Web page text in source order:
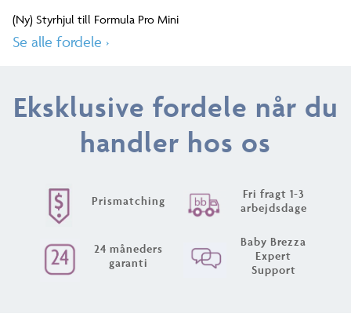
(Ny) Styrhjul till Formula Pro Mini
Se alle fordele ›
Eksklusive fordele når du
handler hos os
Prismatching
Fri fragt 1-3
arbejdsdage
24 måneders
garanti
Baby Brezza
Expert
Support